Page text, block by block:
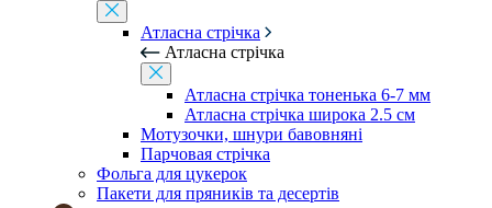
Атласна стрічка
Атласна стрічка
Атласна стрічка тоненька 6-7 мм
Атласна стрічка широка 2.5 см
Мотузочки, шнури бавовняні
Парчовая стрічка
Фольга для цукерок
Пакети для пряників та десертів